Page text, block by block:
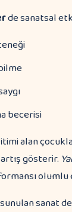
de sanatsal
becerisi
alan
gösterir.
olumlu
sanat